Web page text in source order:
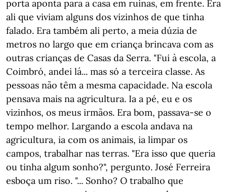
porta aponta para a casa em ruínas, em frente. Era
ali que viviam alguns dos vizinhos de que tinha
falado. Era também ali perto, a meia dúzia de
metros no largo que em criança brincava com as
outras crianças de Casas da Serra. "Fui à escola, a
Coimbró, andei lá... mas só a terceira classe. As
pessoas não têm a mesma capacidade. Na escola
pensava mais na agricultura. Ia a pé, eu e os
vizinhos, os meus irmãos. Era bom, passava-se o
tempo melhor. Largando a escola andava na
agricultura, ia com os animais, ia limpar os
campos, trabalhar nas terras. "Era isso que queria
ou tinha algum sonho?", pergunto. José Ferreira
esboça um riso. "... Sonho? O trabalho que